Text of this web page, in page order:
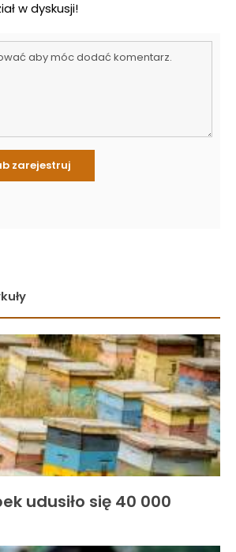
w dyskusji!
udusiło się 40 000